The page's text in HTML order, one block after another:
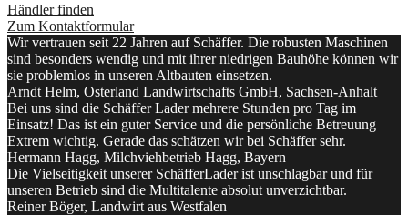
Händler finden
Zum Kontaktformular
Wir vertrauen seit 22 Jahren auf Schäffer. Die robusten Maschinen
sind besonders wendig und mit ihrer niedrigen Bauhöhe können wir
sie problemlos in unseren Altbauten einsetzen.
Arndt Helm, Osterland Landwirtschafts GmbH, Sachsen-Anhalt
Bei uns sind die Schäffer Lader mehrere Stunden pro Tag im
Einsatz! Das ist ein guter Service und die persönliche Betreuung
Extrem wichtig. Gerade das schätzen wir bei Schäffer sehr.
Hermann Hagg, Milchviehbetrieb Hagg, Bayern
Die Vielseitigkeit unserer SchäfferLader ist unschlagbar und für
unseren Betrieb sind die Multitalente absolut unverzichtbar.
Reiner Böger, Landwirt aus Westfalen